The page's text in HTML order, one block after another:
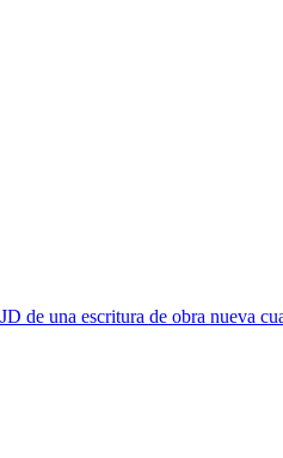
de una escritura de obra nueva